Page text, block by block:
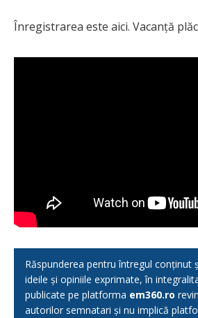
Înregistrarea este aici. Vacanță
Răspunderea pentru întregul conținut
ideile și opiniile exprimate, în
publicate pe platforma em360.ro
autorilor semnatari și nu implică